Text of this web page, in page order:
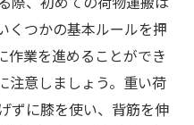
くつかの基本ルールを押
作業を進めることができ
注意しましょう。重い荷
ずに膝を使い、背筋を伸